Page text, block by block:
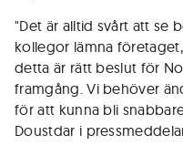
"Det är alltid svårt att se
kollegor lämna
detta är rätt beslut för
framgång. Vi behöver
för att kunna bli
Doustdar i